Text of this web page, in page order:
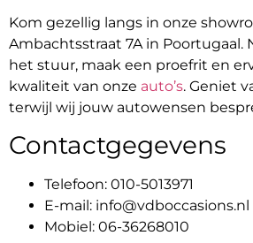
Kom gezellig langs in onze
Ambachtsstraat 7A in Poortugaal.
het stuur, maak een proefrit en
kwaliteit van onze auto’s. Geniet
terwijl wij jouw autowensen
Contactgegevens
Telefoon: 010-5013971
E-mail: info@vdboccasions.nl
Mobiel: 06-36268010